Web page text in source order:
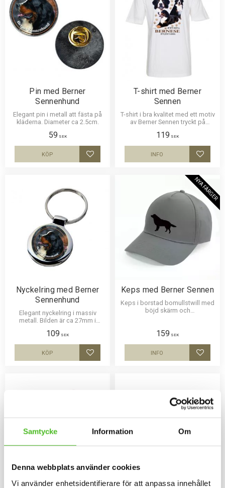
Samtycke Information Om
Denna webbplats använder cookies
Vi använder enhetsidentifierare för att anpassa innehållet
Pin med Berner
Sennenhund
Elegant pin i metall att fästa på
kläderna. Diameter ca 2.5cm.
59 SEK
Lägg till i favoriter
KÖP
T-shirt med Berner
Sennen
T-shirt i bra kvalitet med ett motiv
av Berner Sennen tryckt på
165g. Motivstorlek ca 19x26cm.
119 SEK
Lägg
INFO
Nyckelring med Berner
Sennenhund
Elegant nyckelring i massiv
metall. Bilden är ca 27mm i
vara hållbar och ge ett intryck av
djup i bilden.
109 SEK
Lägg till i favoriter
KÖP
Keps med Berner Sennen
Keps i borstad bomullstwill med
böjd skärm och
Sennenhund.
159 SEK
NYA FÄRGER
Lägg
INFO